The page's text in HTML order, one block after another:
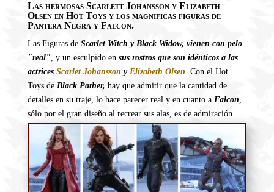
Las hermosas Scarlett Johansson y Elizabeth
Olsen en Hot Toys y los magnificas figuras de
Pantera Negra y Falcon.
Las Figuras de Scarlet Witch y Black Widow, vienen con pelo
"real", y un esculpido en sus rostros que son idénticos a las
actrices Scarlet Johansson y Elizabeth Olsen. Con el Hot
Toys de Black Pather, hay que admitir que la cantidad de
detalles en su traje, lo hace parecer real y en cuanto a Falcon,
sólo por el gran diseño al recrear sus alas, es de admiración.